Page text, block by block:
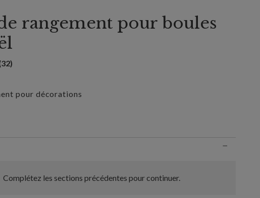
rangement pour boules
pour décorations
−
Complétez les sections précédentes pour continuer.